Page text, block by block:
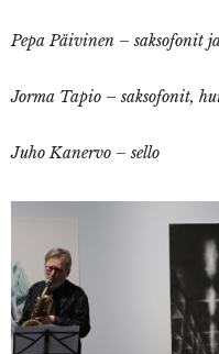
Pepa Päivinen – saksofonit
Jorma Tapio – saksofonit,
Juho Kanervo – sello